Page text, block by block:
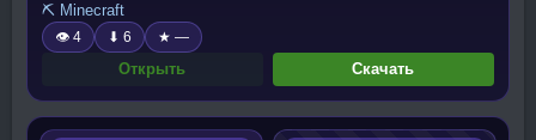
⛏️ Minecraft
👁 4 ⬇ 6 ★ —
Открыть Скачать